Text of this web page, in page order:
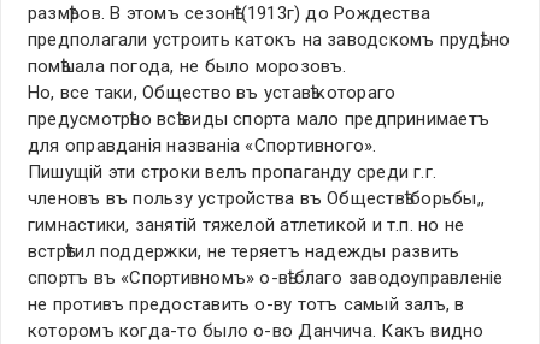
размѣров. В этомъ сезонѣ (1913г) до Рождества
предполагали устроить катокъ на заводскомъ прудѣ, но
помѣшала погода, не было морозовъ.
Но, все таки, Общество въ уставѣ котораго
предусмотрѣно всѣ виды спорта мало предпринимаетъ
для оправданiя названiа «Спортивного».
Пишущiй эти строки велъ пропаганду среди г.г.
членовъ въ пользу устройства въ Обществѣ борьбы,,
гимнастики, занятiй тяжелой атлетикой и т.п. но не
встрѣтил поддержки, не теряетъ надежды развить
спортъ въ «Спортивномъ» о-вѣ благо заводоуправленiе
не противъ предоставить о-ву тотъ самый залъ, в
которомъ когда-то было о-во Данчича. Какъ видно